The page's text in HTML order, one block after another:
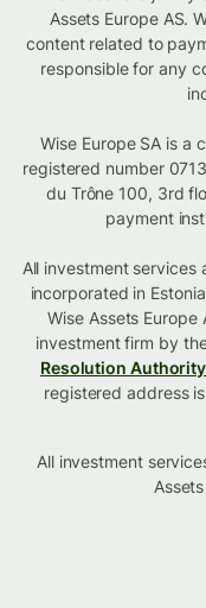
Assets Europe AS.
content related to
responsible for any
Wise Europe SA is a
registered number
du Trône 100, 3rd
payment
All investment services
incorporated in
Wise Assets
investment firm by
Resolution Authority
registered address
All investment